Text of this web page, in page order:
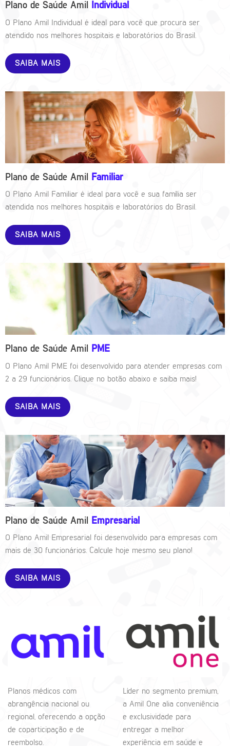
Plano de Saúde Amil Individual
O Plano Amil Individual é ideal para você que procura ser
atendido nos melhores hospitais e laboratórios do Brasil.
SAIBA MAIS
Plano de Saúde Amil Familiar
O Plano Amil Familiar é ideal para você e sua família ser
atendida nos melhores hospitais e laboratórios do Brasil.
SAIBA MAIS
Plano de Saúde Amil PME
O Plano Amil PME foi desenvolvido para atender empresas com
2 a 29 funcionários. Clique no botão abaixo e saiba mais!
SAIBA MAIS
Plano de Saúde Amil Empresarial
O Plano Amil Empresarial foi desenvolvido para empresas com
mais de 30 funcionários. Calcule hoje mesmo seu plano!
SAIBA MAIS
Planos médicos com
abrangência nacional ou
regional, oferecendo a opção
de coparticipação e de
reembolso.
Líder no segmento premium,
a Amil One alia conveniência
e exclusividade para
entregar a melhor
experiência em saúde e